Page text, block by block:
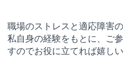
職場のストレスと適応障害
私自身の経験をもとに、ご
すのでお役に立てれば嬉しい